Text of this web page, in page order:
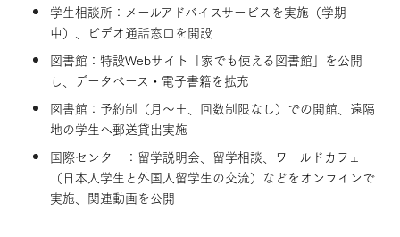
学生相談所：メールアドバイスサービスを実施（学期
中）、ビデオ通話窓口を開設
図書館：特設Webサイト「家でも使える図書館」を公開
し、データベース・電子書籍を拡充
図書館：予約制（月～土、回数制限なし）での開館、遠隔
地の学生へ郵送貸出実施
国際センター：留学説明会、留学相談、ワールドカフェ
（日本人学生と外国人留学生の交流）などをオンラインで
実施、関連動画を公開